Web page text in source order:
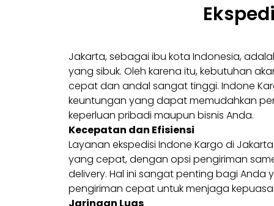
Jakarta, sebagai ibu kota Indonesia,
yang sibuk. Oleh karena itu, kebutuhan
cepat dan andal sangat tinggi. Indone
keuntungan yang dapat memudahkan
keperluan pribadi maupun bisnis Anda.
Kecepatan dan Efisiensi
Layanan ekspedisi Indone Kargo di
yang cepat, dengan opsi pengiriman
delivery. Hal ini sangat penting bagi Anda
pengiriman cepat untuk menjaga
Jaringan Luas